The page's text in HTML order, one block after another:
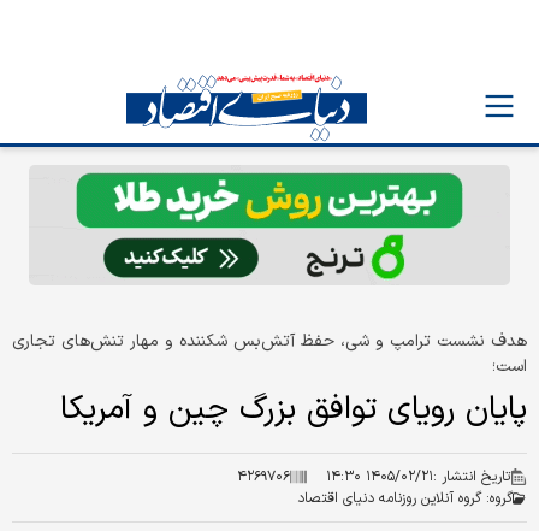
هدف نشست ترامپ و شی، حفظ آتش‌بس شکننده و مهار تنش‌های تجاری
است؛
پایان رویای توافق بزرگ چین و آمریکا
تاریخ انتشار :۱۴۰۵/۰۲/۲۱ ۱۴:۳۰
۴۲۶۹۷۰۶
گروه: گروه آنلاین روزنامه دنیای اقتصاد